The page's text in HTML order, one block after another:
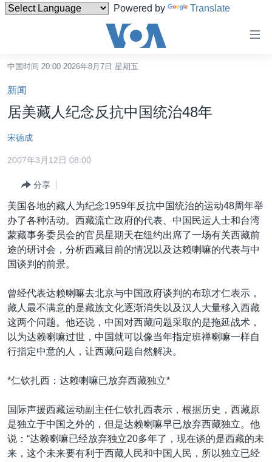
Powered by Translate
碍
链
接
跳
转
内
转
到
导
航
到
检
索
台湾
港澳
国际
最新国际新闻
印太
中东
非洲
美洲
全球议题
分类新闻
经济·金融·贸易
人权·法律·宗教
军事
劳工
环境
美中关系
热点专题
国会报道
美中关系
美国建国250周年
美国之音专访
重要讲话与声明
台海两岸关系
南中国海争端
VOA今日焦点
中文广播
关注我们
其他语言网站
中国时间 20:00 2026年8月7日 星期五
新闻
居美藏人纪念反抗中国统治48年
宋德成
2007年3月12日 08:00
分享
美国各地的藏人为纪念1959年反抗中国统治的运动48周年举
办了各种活动。西藏流亡政府的代表、中国民运人士和台湾
蒙藏事务委员会的官员星期天在纽约出席了一场有关西藏前
途的研讨会，分析西藏目前的情况以及达赖喇嘛的代表与中
国谈判的前景。
曾经代表达赖喇嘛去北京与中国政府谈判的布琼才仁表示，
藏人最不满意的是藏族文化逐渐消失以及汉人大量移入西藏
这两个问题。他还说，中国对西藏问题采取的是拖延战术，
以为达赖喇嘛过世，中国就可以像当年指定班禅喇嘛一样自
行指定中意的人，让西藏问题自然解决。
*仁钦扎西：达赖喇嘛已放弃西藏独立*
国际声援西藏运动副主任仁钦扎西表示，根据历史，西藏原
是独立于中国之外的，但是达赖喇嘛早已放弃西藏独立。他
说：“达赖喇嘛已经放弃独立20多年了，现在谈的是西藏的未
来，这个未来要有利于西藏人民和中国人民，所以独立已经